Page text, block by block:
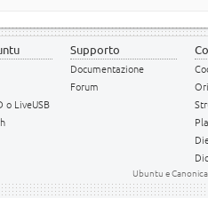
o LiveUSB
Supporto
Documentazione
Forum
Ubuntu e